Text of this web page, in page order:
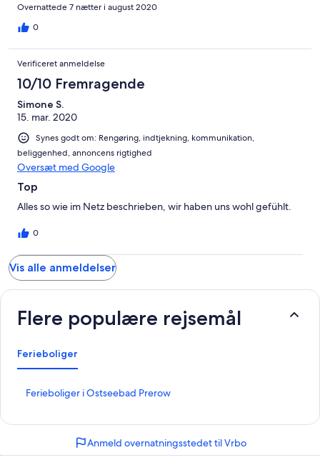
Overnattede 7 nætter i august 2020
0
Verificeret anmeldelse
10/10 Fremragende
Simone S.
15. mar. 2020
Synes godt om: Rengøring, indtjekning, kommunikation,
beliggenhed, annoncens rigtighed
Oversæt med Google
Top
Alles so wie im Netz beschrieben, wir haben uns wohl gefühlt.
0
Vis alle anmeldelser
Flere populære rejsemål
Ferieboliger
Ferieboliger i Ostseebad Prerow
L
b
Anmeld overnatningsstedet til Vrbo